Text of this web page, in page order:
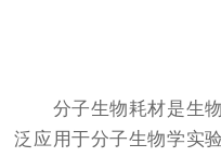
分子生物耗材是生物
泛应用于分子生物学实